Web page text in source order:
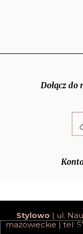
Dołącz do
Stylowo | ul.
mazowieckie | tel: